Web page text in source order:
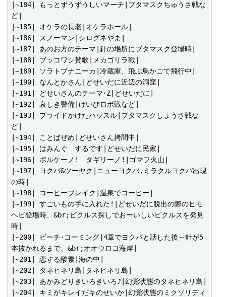
|~184| もっとずうずうしいマーチ|ブタマスクちゅうさ戦な
ど|
|~185| オケラの長老|オケラホール|
|~186| スノーマン|シログネやま|
|~187| あのお方のテーマ|針の場所にブタマスク登場時|
|~188| ブッコワシ賛歌|メカゴリラ戦|
|~189| ソラトブナニーカ|冷蔵庫、飛ぶ鳥かごで飛行中|
|~190| なんとかさん|どせいだに近辺の洞窟|
|~191| どせいさんのテーマ･Z|どせいだに|
|~192| 哀しき警備|けいびロボ戦など|
|~193| プライドかけたハッスル|ブタマスクしょうさ戦な
ど|
|~194| ことばぜめ|どせいさん拷問中|
|~195| はみんぐ　するです|どせいだに民家|
|~196| ボルケーノ!　タギリーノ!|ゴマフ火山|
|~197| ヨクバ&ツーヤク|ニューヨクバ,ミラクルヨクバ出現
の時|
|~198| コーヒーブレイク|温泉でコーヒー|
|~199| すごいもの手に入れた!|どせいだに脱出の際のヒモ
ヘビ登場時、&br;ピクルス探しでおーいしいピクルスを発見
時|
|~200| ビーチ･コーミング|4章でヨクバと話した後～針が5
本抜かれるまで、&br;オオウロコ海岸|
|~201| 恋する酸素|海の中|
|~202| タネヒネリ島|タネヒネリ島|
|~203| あかみどりきいろきいろ♪|幻覚状態のタネヒネリ島|
|~204| キミがキレイだキのせいか|幻覚状態のミクソリディ